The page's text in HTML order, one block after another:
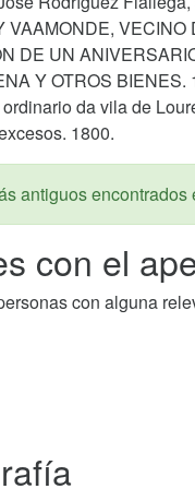
VAAMONDE,
DE UN
Y OTROS BIENES.
da vila de
1800.
antiguos encontrados
con el
con alguna